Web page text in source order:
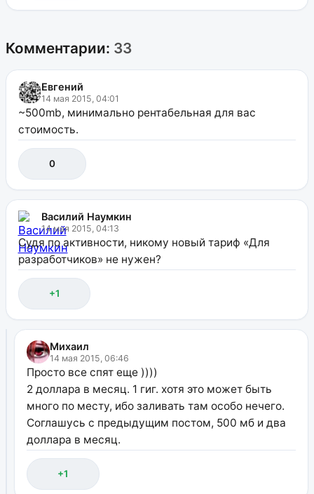
Комментарии: 33
Евгений
14 мая 2015, 04:01
~500mb, минимально рентабельная для вас
стоимость.
0
Василий Наумкин
14 мая 2015, 04:13
Судя по активности, никому новый тариф «Для
разработчиков» не нужен?
+1
Михаил
14 мая 2015, 06:46
Просто все спят еще ))))
2 доллара в месяц. 1 гиг. хотя это может быть
много по месту, ибо заливать там особо нечего.
Соглашусь с предыдущим постом, 500 мб и два
доллара в месяц.
+1